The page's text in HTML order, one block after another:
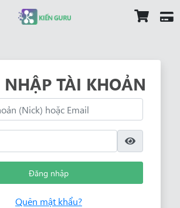
TÀI KHOẢN
Đăng nhập
Quên mật khẩu?